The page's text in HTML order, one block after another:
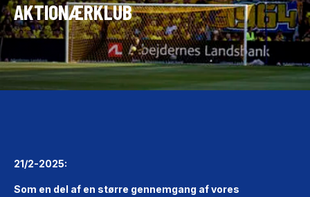
AKTIONÆRKLUB
21/2-2025:
Som en del af en større gennemgang af vores